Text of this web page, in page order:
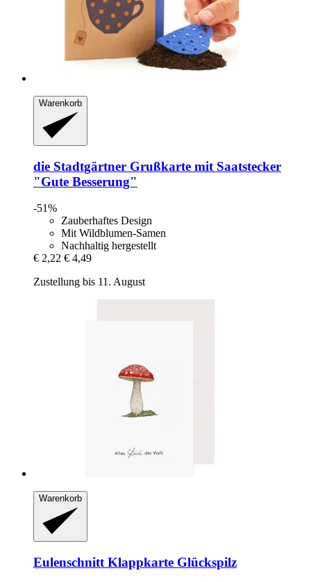
Warenkorb
die Stadtgärtner Grußkarte mit Saatstecker
"Gute Besserung"
-51%
Zauberhaftes Design
Mit Wildblumen-Samen
Nachhaltig hergestellt
€ 2,22 € 4,49
Zustellung bis 11. August
Warenkorb
Eulenschnitt Klappkarte Glückspilz